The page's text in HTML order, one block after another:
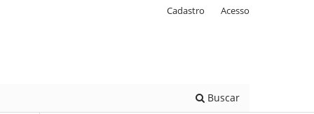
Buscar
Cadastro Acesso